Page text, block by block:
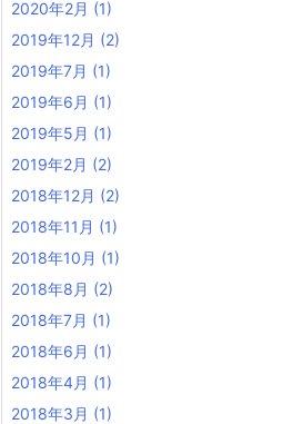
2020年2月 (1)
2019年12月 (2)
2019年7月 (1)
2019年6月 (1)
2019年5月 (1)
2019年2月 (2)
2018年12月 (2)
2018年11月 (1)
2018年10月 (1)
2018年8月 (2)
2018年7月 (1)
2018年6月 (1)
2018年4月 (1)
2018年3月 (1)